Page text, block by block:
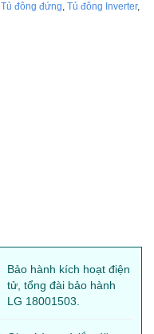
Tủ đông đứng, Tủ đông Inverter,
Bảo hành kích hoạt điện
tử, tổng đài bảo hành
LG 18001503.